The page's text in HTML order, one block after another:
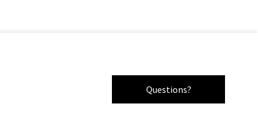
Questions?